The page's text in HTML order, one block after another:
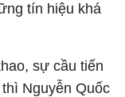
tín hiệu khá
sự cầu tiến
Nguyễn Quốc